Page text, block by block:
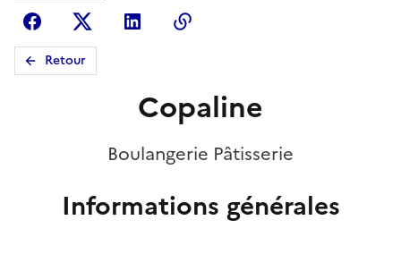
FacebookX (anciennement Twitter)
Linkedin
Retour
Copaline
Boulangerie Pâtisserie
Informations générales